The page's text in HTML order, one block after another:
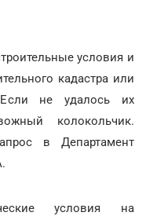
условия и
кадастра или
Если не удалось их
колокольчик.
в Департамент
условия на